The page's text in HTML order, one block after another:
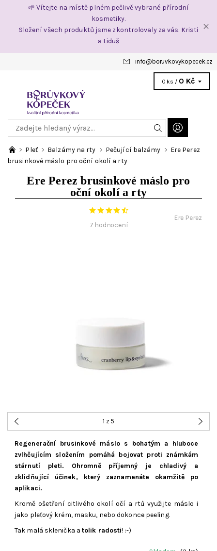
🌱 Vítejte na místě plném pečlivě vybrané přírodní
kosmetiky.
Složení všech produktů jsme zkontrolovaly za vás. Kristi
a Liduš
info@ boruvkovykopecek.cz
0 ks / 0 Kč
Pleť Balzámy na rty Pečující balzámy
Ere Perez
brusinkové máslo pro oční okolí a rty
Ere Perez brusinkové máslo pro
oční okolí a rty
7 hodnocení
Ere Perez
1 z 5
Regenerační brusinkové máslo s bohatým a hluboce
zvlhčujícím složením pomáhá bojovat proti známkám
stárnutí pleti. Ohromně příjemný je chladivý a
zklidňující účinek, který zaznamenáte okamžitě po
aplikaci.
Kromě ošetření citlivého okolí očí a rtů využijte máslo i
jako pleťový krém, masku, nebo dokonce peeling.
Tak malá sklenička atolik radosti! :-)